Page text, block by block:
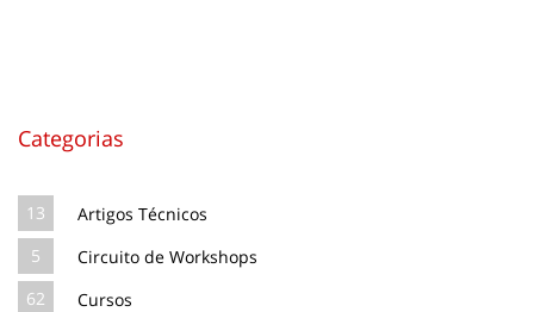
Categorias
13
Artigos Técnicos
5
Circuito de Workshops
62
Cursos